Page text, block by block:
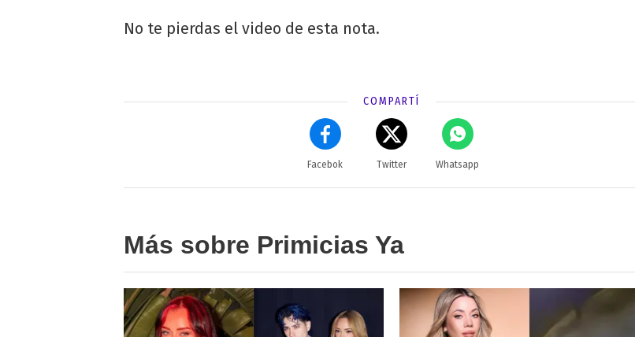
No te pierdas el video de esta nota.
COMPARTÍ
Facebok Twitter Whatsapp
Más sobre Primicias Ya